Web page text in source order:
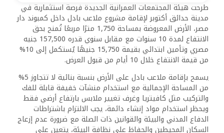
طرحت هيئة المجتمعات العمرانية الجديدة فرصة استثمارية في
مدينة حدائق أكتوبر لإقامة مشروع ملاعب بادل داخل كمبوند دار
مصر، الأرض المعروضة بمساحة 1,750 مترًا مربعًا تُمنح بحق
الانتفاع لمدة 10 سنوات مع مقابل سنوي قدره 157,500 جنيه
مصري وتأمين ابتدائي بقيمة 15,750 جنيهًا يُستكمل إلى 10%
من قيمة الانتفاع خلال 10 أيام من قبول العرض.
يسمح بإقامة ملاعب بادل على الأرض بنسبة بنائية لا تتجاوز 5%
من المساحة الإجمالية مع استخدام منشآت خفيفة قابلة للفك
والتركيب مثل كافيتريا وغرف تغيير ملابس بارتفاع أرضي فقط
ويحظر استخدام مواد إنشاء دائمة، يجب الالتزام باشتراطات
الدفاع المدني والبيئة والقوانين ذات الصلة مع ضرورة عدم إزعاج
السكان المحيطين والحفاظ على نظافة البيئة، يتعين على